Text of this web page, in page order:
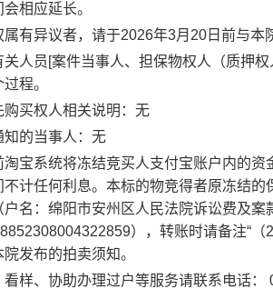
相应延长。
属有异议者，请于2026年3月 20 日 前与本
关人员 [案件当事人、担保物权人（质押
程。
购买权人相关说明：无
的当事人：无
淘宝系统将冻结竞买人支付宝账户内的
计任何利息。本标的物竞得者原冻结
户名：绵阳市安州区人民法院诉讼费及
） ，转账时请备注“ （
发布的拍卖须知。
样、协助办理过户等服务请联系电话：